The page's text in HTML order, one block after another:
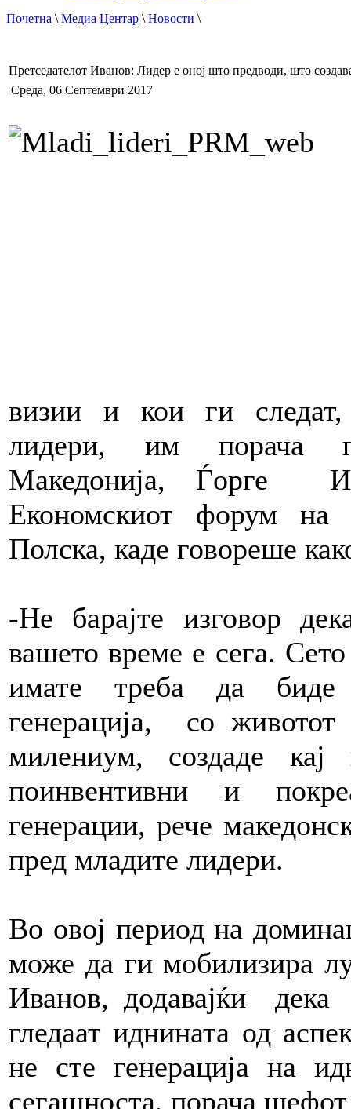
Почетна \Медиа Центар \Новости \
Претседателот Иванов: Лидер е оној што предводи, што
Среда, 06 Септември 2017
визии и кои ги
лидери, им порача
Македонија, Ѓорге
Економскиот форум
Полска, каде говореше
-Не барајте изговор
вашето време е сега.
имате треба да биде
генерација, со
милениум, создаде
поинвентивни и
генерации, рече
пред младите лидери.
Во овој период на
може да ги мобилизира
Иванов, додавајќи
гледаат иднината од
не сте генерација на
сегашноста, порача